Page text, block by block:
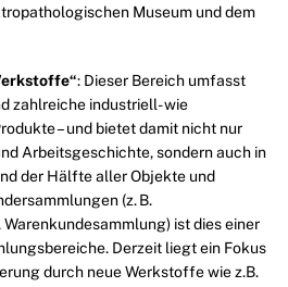
Museum und dem
: Dieser Bereich umfasst
zahlreiche industriell- wie
– und bietet damit nicht nur
Arbeitsgeschichte, sondern auch in
der Hälfte aller Objekte und
(z. B.
ist dies einer
Derzeit liegt ein Fokus
durch neue Werkstoffe wie z.B.